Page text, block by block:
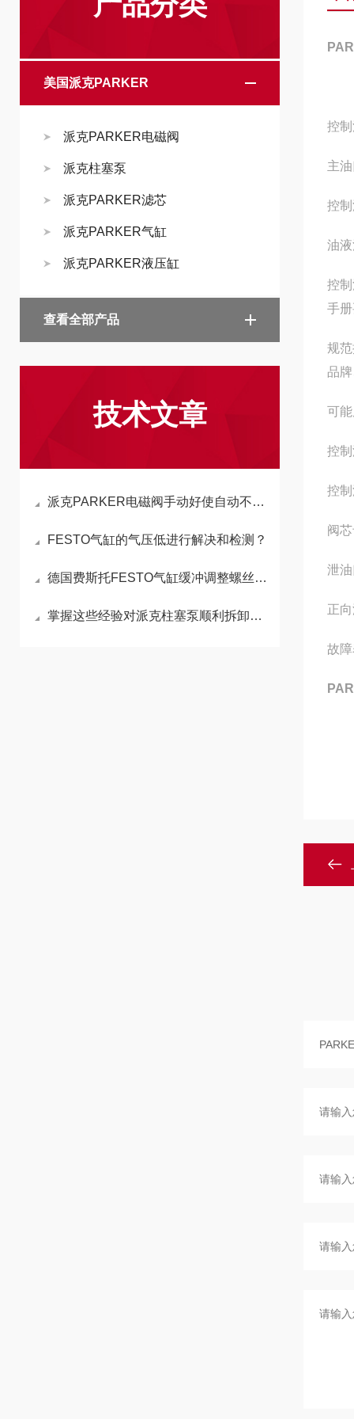
美国派克PARKER
派克PARKER电磁阀
派克柱塞泵
派克PARKER滤芯
派克PARKER气缸
派克PARKER液压缸
查看全部产品
技术文章
派克PARKER电磁阀手动好使自动不好使,原因分析及解决方案
FESTO气缸的气压低进行解决和检测？
德国费斯托FESTO气缸缓冲调整螺丝的功能与调整方法
掌握这些经验对派克柱塞泵顺利拆卸有很大帮助
控
主
控
油
控
手
规
品
可
控
控
阀
泄
正
故